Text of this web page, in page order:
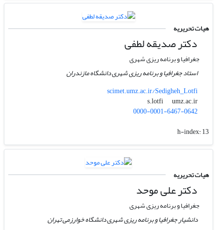
هیات تحریریه
دکتر صدیقه لطفی
جغرافیا و برنامه ریزی شهری
استاد جغرافیا و برنامه ریزی شهری دانشگاه مازندران
scimet.umz.ac.ir/Sedigheh_Lotfi
s.lotfi
umz.ac.ir
0000-0001-6467-0642
h-index:13
هیات تحریریه
دکتر علی موحد
جغرافیا و برنامه ریزی شهری
دانشیار جغرافیا و برنامه ریزی شهری دانشگاه خوارزمی تهران